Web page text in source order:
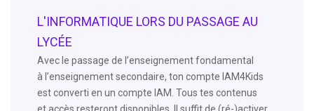
L'INFORMATIQUE LORS DU PASSAGE AU
LYCÉE
Avec le passage de l’enseignement fondamental
à l’enseignement secondaire, ton compte IAM4Kids
est converti en un compte IAM. Tous tes contenus